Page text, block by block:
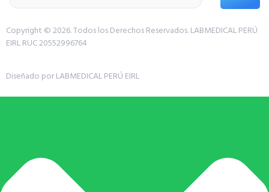
Copyright © 2026. Todos los Derechos Reservados.LABMEDICAL PERÚ
EIRL RUC 20552996764
Diseñado por LABMEDICAL PERÚ EIRL